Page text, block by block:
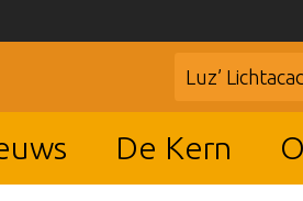
Luz’
De Kern